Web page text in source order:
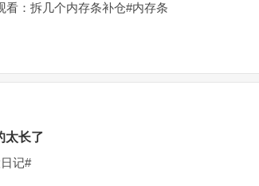
看：拆几个内存条补仓#内存条
太长了
记#